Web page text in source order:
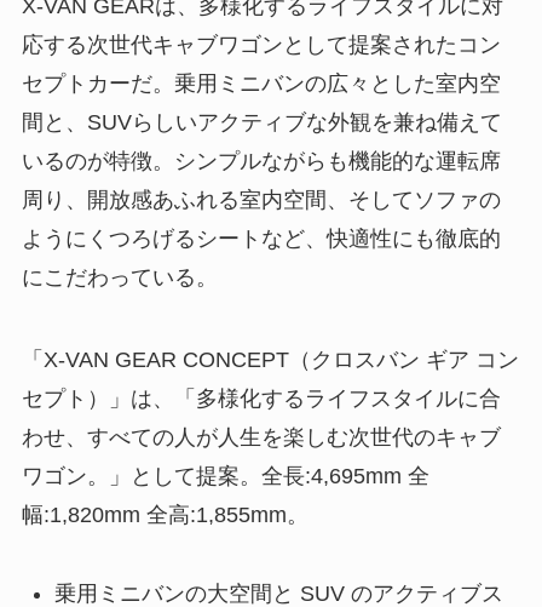
X-VAN GEARは、多様化するライフスタイルに対
応する次世代キャブワゴンとして提案されたコン
セプトカーだ。乗用ミニバンの広々とした室内空
間と、SUVらしいアクティブな外観を兼ね備えて
いるのが特徴。シンプルながらも機能的な運転席
周り、開放感あふれる室内空間、そしてソファの
ようにくつろげるシートなど、快適性にも徹底的
にこだわっている。
「X-VAN GEAR CONCEPT（クロスバン ギア コン
セプト）」は、「多様化するライフスタイルに合
わせ、すべての人が人⽣を楽しむ次世代のキャブ
ワゴン。」として提案。全長:4,695mm 全
幅:1,820mm 全高:1,855mm。
乗用ミニバンの大空間と SUV のアクティブス